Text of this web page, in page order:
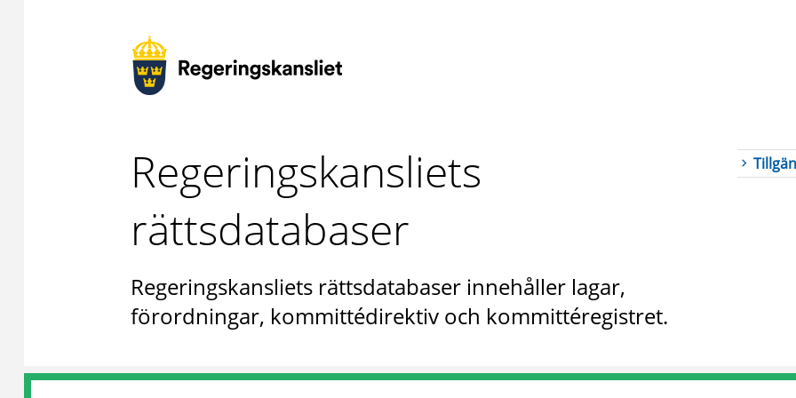
Regeringskansliets
rättsdatabaser
Regeringskansliets rättsdatabaser innehåller lagar,
förordningar, kommittédirektiv och kommittéregistret.